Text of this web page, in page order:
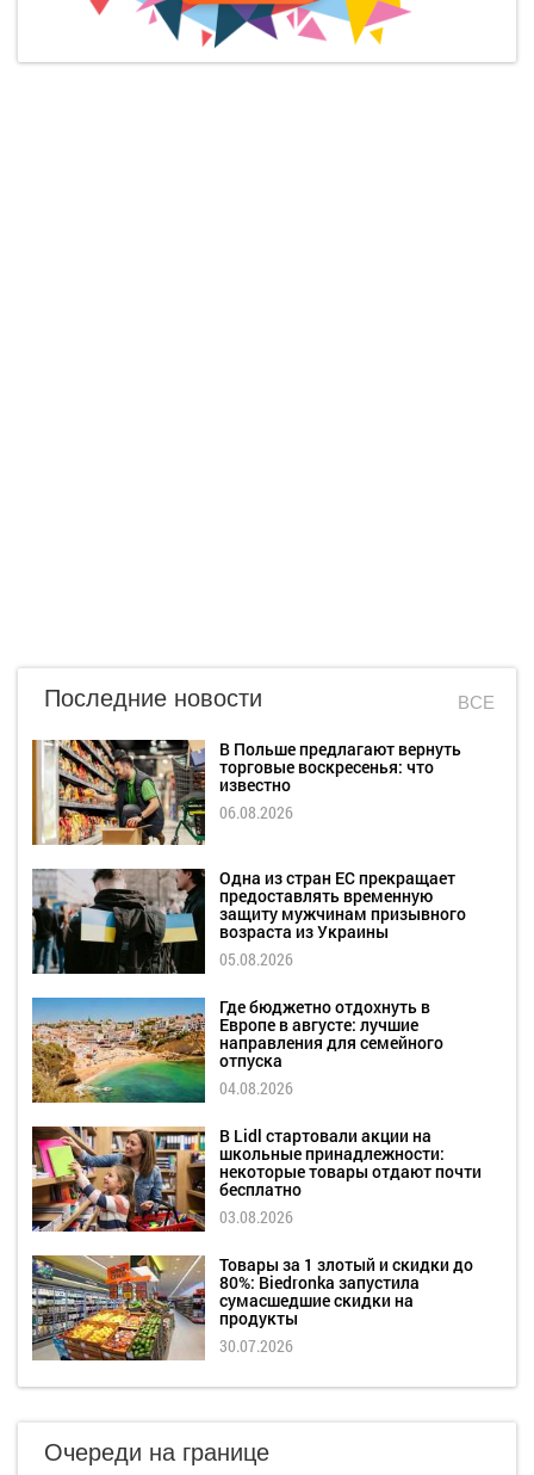
Последние новости ВСЕ
В Польше предлагают вернуть
торговые воскресенья: что
известно
06.08.2026
Одна из стран ЕС прекращает
предоставлять временную
защиту мужчинам призывного
возраста из Украины
05.08.2026
Где бюджетно отдохнуть в
Европе в августе: лучшие
направления для семейного
отпуска
04.08.2026
В Lidl стартовали акции на
школьные принадлежности:
некоторые товары отдают почти
бесплатно
03.08.2026
Товары за 1 злотый и скидки до
80%: Biedronka запустила
сумасшедшие скидки на
продукты
30.07.2026
Очереди на границе